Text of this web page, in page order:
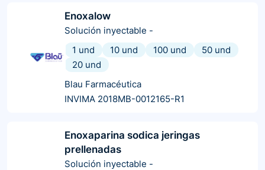
Enoxalow
Solución inyectable -
1 und
10 und 100 und
50 und
20 und
Blau Farmacéutica
INVIMA 2018MB-0012165-R1
Enoxaparina sodica jeringas
prellenadas
Solución inyectable -